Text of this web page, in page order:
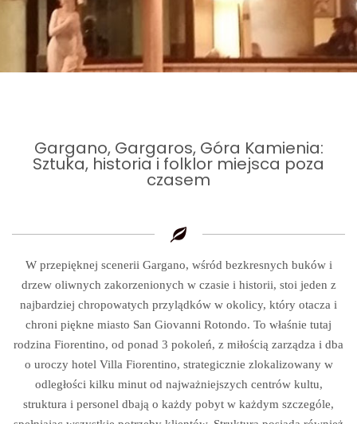
Gargano, Gargaros, Góra Kamienia:
Sztuka, historia i folklor miejsca poza
czasem
W przepięknej scenerii Gargano, wśród bezkresnych buków i
drzew oliwnych zakorzenionych w czasie i historii, stoi jeden z
najbardziej chropowatych przylądków w okolicy, który otacza i
chroni piękne miasto San Giovanni Rotondo. To właśnie tutaj
rodzina Fiorentino, od ponad 3 pokoleń, z miłością zarządza i dba
o uroczy hotel Villa Fiorentino, strategicznie zlokalizowany w
odległości kilku minut od najważniejszych centrów kultu,
struktura i personel dbają o każdy pobyt w każdym szczególe,